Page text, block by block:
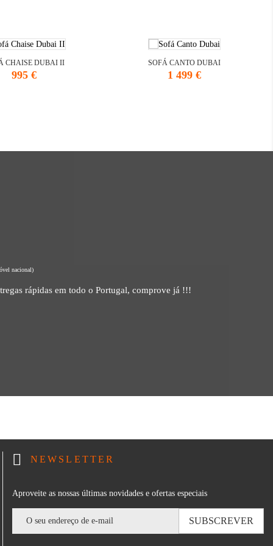
CHAISE DUBAI II
Preço
995 €
SOFÁ CANTO DUBAI
Preço
1 499 €
nacional)
rápidas em todo o Portugal, comprove já !!!
NEWSLETTER
Aproveite as nossas últimas novidades e ofertas especiais